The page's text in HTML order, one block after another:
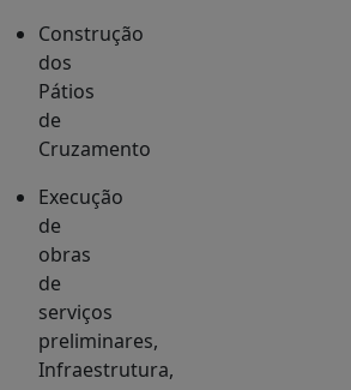
Construção
dos
Pátios
de
Cruzamento
Execução
de
obras
de
serviços
preliminares,
Infraestrutura,